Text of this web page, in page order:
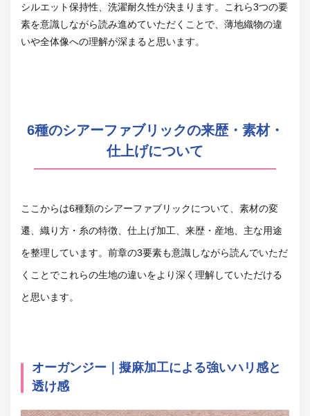
シルエット保持性、洗濯耐久性が決まります。
これら3つの要
素を意識しながら読み進めていただくことで、薄地織物の違
いや全体像への理解が深まると思います。
6種のシアーファブリックの来歴・素材・
仕上げについて
ここからは6種類のシアーファブリックについて、素材の変
遷、織り方・糸の特徴、仕上げ加工、来歴・産地、主な用途
を整理しています。前章の3要素も意識しながら読んでいただ
くことでこれらの生地の違いをより深く理解していただける
と思います。
オーガンジー｜ 擬麻加工による強いハリ感と
透け感